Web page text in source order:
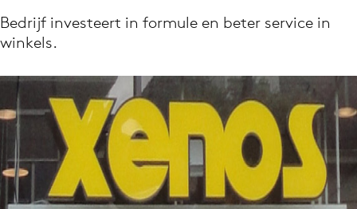
Download de app
Volg het laatste nieuws via de Adformatie
Menu
Bedrijf investeert in formule en beter service in
winkels.